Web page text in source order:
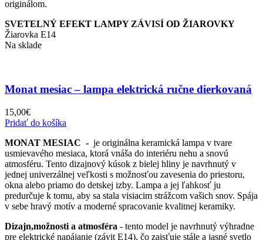
originálom.
SVETELNÝ EFEKT LAMPY ZÁVISÍ OD ŽIAROVKY
Žiarovka E14
Na sklade
Monat mesiac – lampa elektrická ručne dierkovaná
15,00€
Pridať do košíka
MONAT MESIAC - je originálna keramická lampa v tvare
usmievavého mesiaca, ktorá vnáša do interiéru nehu a snovú
atmosféru. Tento dizajnový kúsok z bielej hliny je navrhnutý v
jednej univerzálnej veľkosti s možnosťou zavesenia do priestoru,
okna alebo priamo do detskej izby. Lampa a jej ľahkosť ju
predurčuje k tomu, aby sa stala visiacim strážcom vašich snov. Spája
v sebe hravý motív a moderné spracovanie kvalitnej keramiky.
Dizajn,možnosti a atmosféra - tento model je navrhnutý výhradne
pre elektrické napájanie (závit E14), čo zaisťuje stále a jasné svetlo